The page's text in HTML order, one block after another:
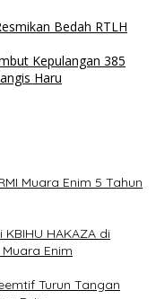
Bedah RTLH
Kepulangan 385
Haru
Muara Enim 5 Tahun
HAKAZA di
Enim
Turun Tangan